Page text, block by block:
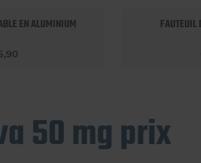
EN ALUMINIUM FAUTEUIL
50 mg prix